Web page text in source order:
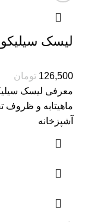
لیسک سیلیکونی 32
126,500 تومان
ماهیتابه و ظروف
آشپزخانه